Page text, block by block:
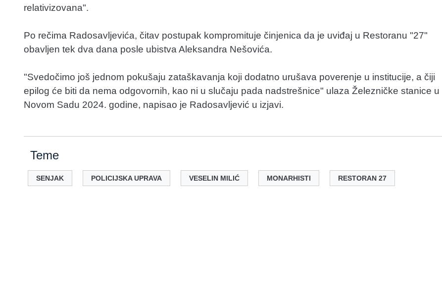
relativizovana".
Po rečima Radosavljevića, čitav postupak kompromituje činjenica da je uviđaj u Restoranu "27"
obavljen tek dva dana posle ubistva Aleksandra Nešovića.
"Svedočimo još jednom pokušaju zataškavanja koji dodatno urušava poverenje u institucije, a čiji
epilog će biti da nema odgovornih, kao ni u slučaju pada nadstrešnice" ulaza Železničke stanice u
Novom Sadu 2024. godine, napisao je Radosavljević u izjavi.
Teme
SENJAK POLICIJSKA UPRAVA VESELIN MILIĆ MONARHISTI RESTORAN 27